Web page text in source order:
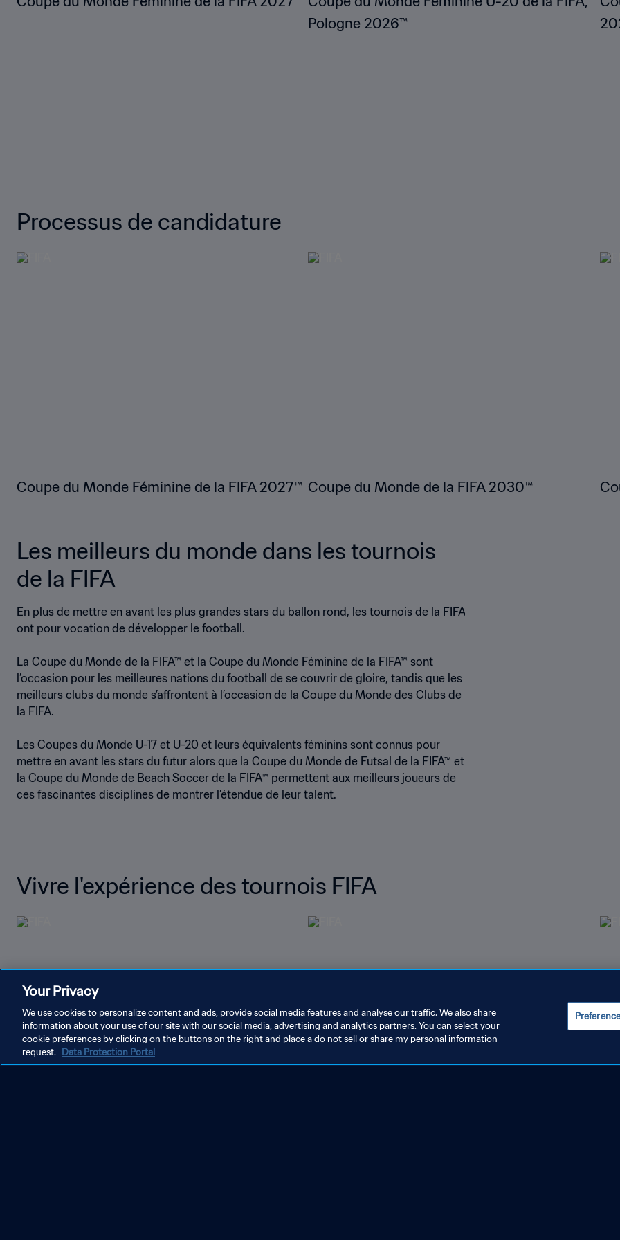
Pologne 2026™
Processus de candidature
Coupe du Monde Féminine de la FIFA 2027™ Coupe du Monde de la FIFA 2030™
Les meilleurs du monde dans les tournois
de la FIFA
En plus de mettre en avant les plus grandes stars du ballon rond, les tournois de la FIFA
ont pour vocation de développer le football.
La Coupe du Monde de la FIFA™ et la Coupe du Monde Féminine de la FIFA™ sont
l’occasion pour les meilleures nations du football de se couvrir de gloire, tandis que les
meilleurs clubs du monde s’affrontent à l’occasion de la Coupe du Monde des Clubs de
la FIFA.
Les Coupes du Monde U-17 et U-20 et leurs équivalents féminins sont connus pour
mettre en avant les stars du futur alors que la Coupe du Monde de Futsal de la FIFA™ et
la Coupe du Monde de Beach Soccer de la FIFA™ permettent aux meilleurs joueurs de
ces fascinantes disciplines de montrer l’étendue de leur talent.
Vivre l'expérience des tournois FIFA
Your Privacy
We use cookies to personalize content and ads, provide social media features and analyse our traffic. We also share
information about your use of our site with our social media, advertising and analytics partners. You can select your
cookie preferences by clicking on the buttons on the right and place a do not sell or share my personal information
request. Data Protection Portal